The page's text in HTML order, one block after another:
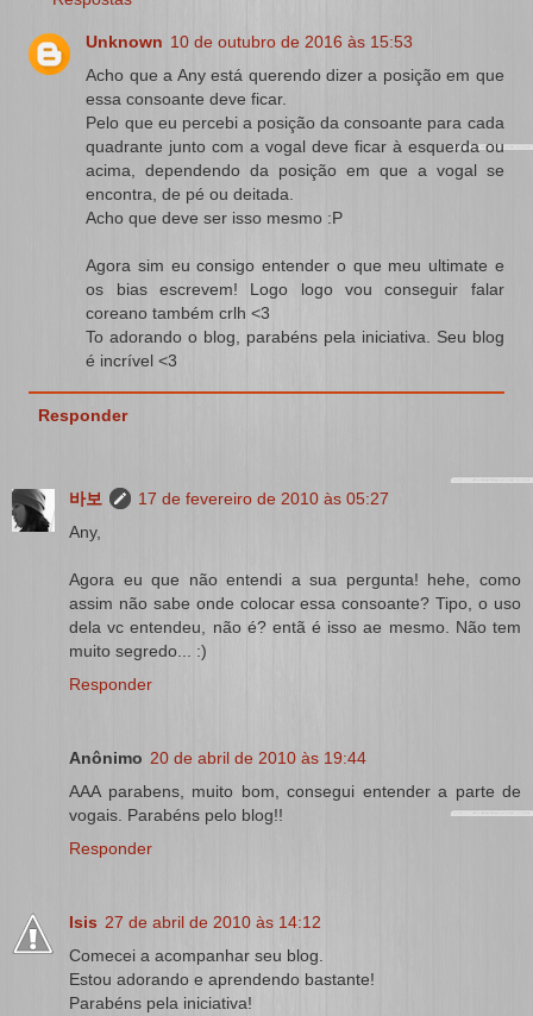
Unknown 10 de outubro de 2016 às 15:53
Acho que a Any está querendo dizer a posição em que
essa consoante deve ficar.
Pelo que eu percebi a posição da consoante para cada
quadrante junto com a vogal deve ficar à esquerda ou
acima, dependendo da posição em que a vogal se
encontra, de pé ou deitada.
Acho que deve ser isso mesmo :P
Agora sim eu consigo entender o que meu ultimate e
os bias escrevem! Logo logo vou conseguir falar
coreano também crlh <3
To adorando o blog, parabéns pela iniciativa. Seu blog
é incrível <3
Responder
바보
17 de fevereiro de 2010 às 05:27
Any,
Agora eu que não entendi a sua pergunta! hehe, como
assim não sabe onde colocar essa consoante? Tipo, o uso
dela vc entendeu, não é? entã é isso ae mesmo. Não tem
muito segredo... :)
Responder
Anônimo 20 de abril de 2010 às 19:44
AAA parabens, muito bom, consegui entender a parte de
vogais. Parabéns pelo blog!!
Responder
Isis 27 de abril de 2010 às 14:12
Comecei a acompanhar seu blog.
Estou adorando e aprendendo bastante!
Parabéns pela iniciativa!